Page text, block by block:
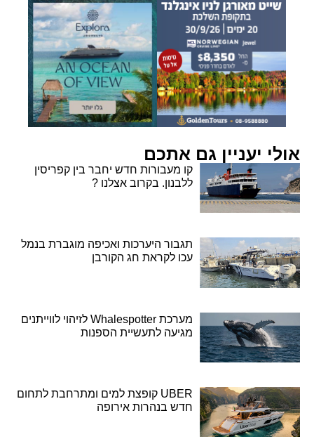
אולי יעניין גם אתכם
קו מעבורות חדש יחבר בין קפריסין
ללבנון. בקרוב אצלנו ?
תגבור היערכות ואכיפה מוגברת בנמל
עכו לקראת חג הקורבן
מערכת Whalespotter לזיהוי לווייתנים
מגיעה לתעשיית הספנות
UBER קופצת למים ומתרחבת לתחום
חדש בנהרות אירופה